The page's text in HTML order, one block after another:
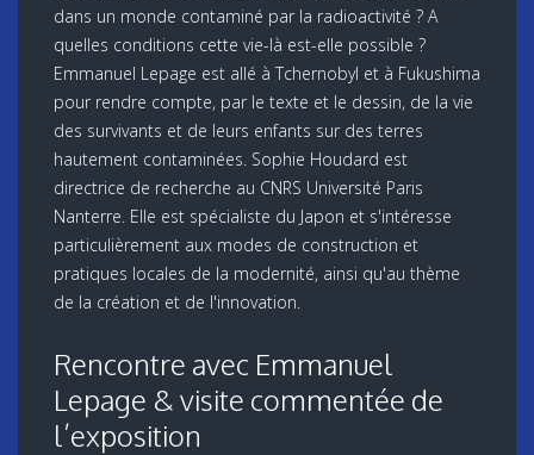
dans un monde contaminé par la radioactivité ? A
quelles conditions cette vie-là est-elle possible ?
Emmanuel Lepage est allé à Tchernobyl et à Fukushima
pour rendre compte, par le texte et le dessin, de la vie
des survivants et de leurs enfants sur des terres
hautement contaminées. Sophie Houdard est
directrice de recherche au CNRS Université Paris
Nanterre. Elle est spécialiste du Japon et s'intéresse
particulièrement aux modes de construction et
pratiques locales de la modernité, ainsi qu'au thème
de la création et de l'innovation.
Rencontre avec Emmanuel
Lepage & visite commentée de
l’exposition